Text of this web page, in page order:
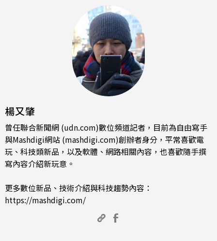
楊又肇
曾任聯合新聞網 (udn.com)數位頻道記者，目前為自由寫手
與Mashdigi網站 (mashdigi.com)創辦者身分，平常喜歡電
玩、科技類新品，以及軟體、網路相關內容，也喜歡隨手撰
寫內容介紹新玩意。
更多數位新品、技術介紹與科技趨勢內容：
https://mashdigi.com/